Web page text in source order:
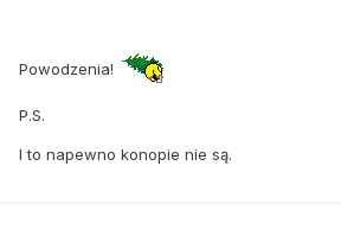
Powodzenia!
P.S.
I to napewno konopie nie są.